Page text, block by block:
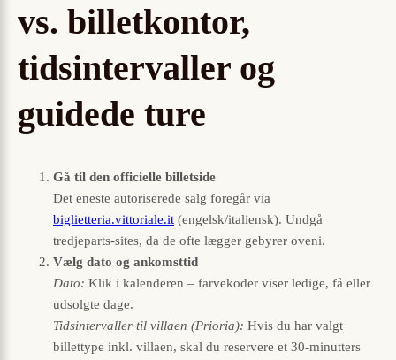
vs. billetkontor,
tidsintervaller og
guidede ture
Gå til den officielle billetside
Det eneste autoriserede salg foregår via
biglietteria.vittoriale.it (engelsk/italiensk). Undgå
tredjeparts-sites, da de ofte lægger gebyrer oveni.
Vælg dato og ankomsttid
Dato: Klik i kalenderen – farvekoder viser ledige, få eller
udsolgte dage.
Tidsintervaller til villaen (Prioria): Hvis du har valgt
billettype inkl. villaen, skal du reservere et 30-minutters